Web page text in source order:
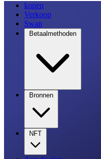
kopen
Verkoop
Swap
Betaalmethoden
Bronnen
NFT